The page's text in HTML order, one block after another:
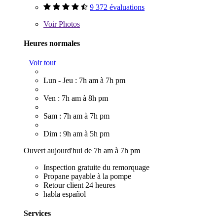
9 372 évaluations
VoirPhotos
Heures normales
Voir tout
Lun - Jeu : 7h am à 7h pm
Ven : 7h am à 8h pm
Sam : 7h am à 7h pm
Dim : 9h am à 5h pm
Ouvert aujourd'hui de 7h am à 7h pm
Inspection gratuite du remorquage
Propane payable à la pompe
Retour client 24 heures
habla español
Services